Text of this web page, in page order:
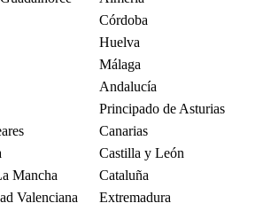
Córdoba
Huelva
Málaga
Andalucía
Principado de Asturias
Canarias
Castilla y León
Mancha
Cataluña
Valenciana
Extremadura